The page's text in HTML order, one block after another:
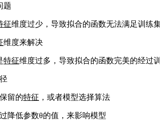
题
征维度过少，导致拟合的函数无法满足训练
维度来解决
特征维度过多，导致拟合的函数完美的经过
留的特征 ，或者模型选择算法
过降低参数θ的值，来影响模型